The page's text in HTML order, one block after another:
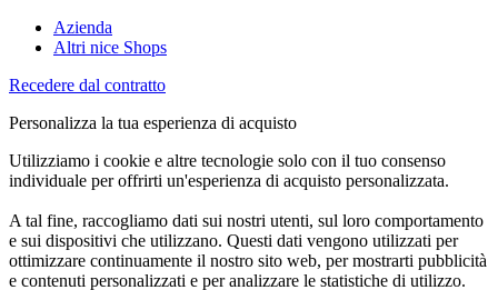
Azienda
Altri nice Shops
Recedere dal contratto
Personalizza la tua esperienza di acquisto
Utilizziamo i cookie e altre tecnologie solo con il tuo consenso
individuale per offrirti un'esperienza di acquisto personalizzata.
A tal fine, raccogliamo dati sui nostri utenti, sul loro comportamento
e sui dispositivi che utilizzano. Questi dati vengono utilizzati per
ottimizzare continuamente il nostro sito web, per mostrarti pubblicità
e contenuti personalizzati e per analizzare le statistiche di utilizzo.